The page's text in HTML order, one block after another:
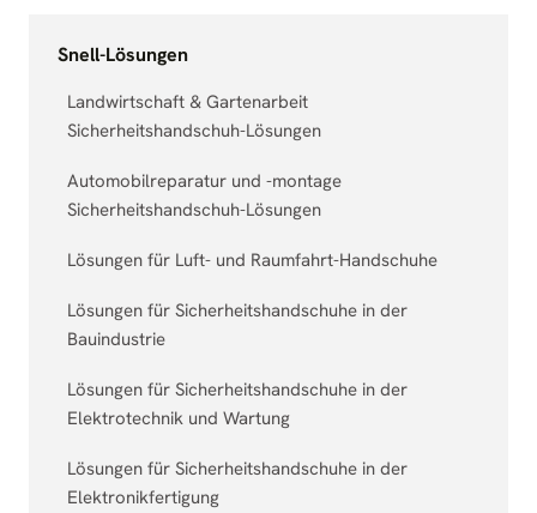
Snell-Lösungen
Landwirtschaft & Gartenarbeit
Sicherheitshandschuh-Lösungen
Automobilreparatur und -montage
Sicherheitshandschuh-Lösungen
Lösungen für Luft- und Raumfahrt-Handschuhe
Lösungen für Sicherheitshandschuhe in der
Bauindustrie
Lösungen für Sicherheitshandschuhe in der
Elektrotechnik und Wartung
Lösungen für Sicherheitshandschuhe in der
Elektronikfertigung